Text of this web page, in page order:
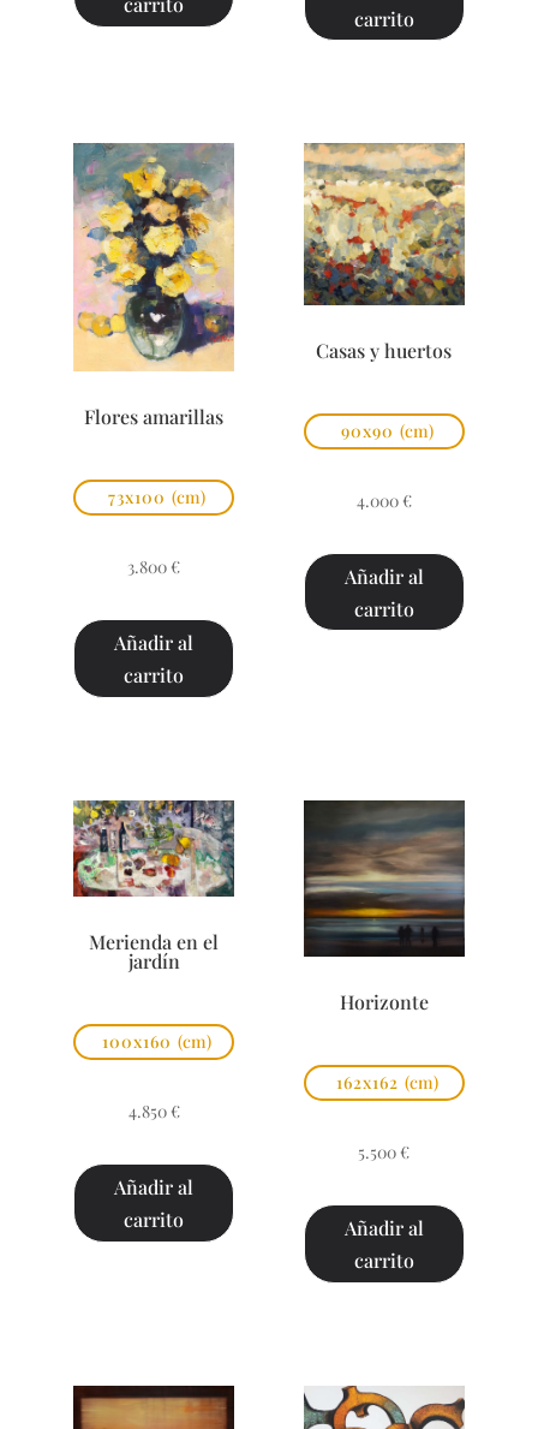
carrito
Flores amarillas
73x100 (cm)
3.800 €
Añadir al
carrito
Casas y huertos
90x90 (cm)
4.000 €
Añadir al
carrito
Merienda en el
jardín
100x160 (cm)
4.850 €
Añadir al
carrito
Horizonte
162x162 (cm)
5.500 €
Añadir al
carrito